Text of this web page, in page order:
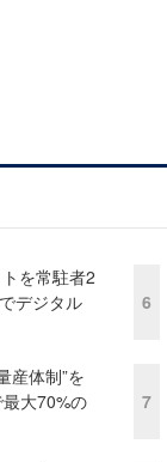
を常駐者2
デジタル
産体制”を
大70%の
6
7